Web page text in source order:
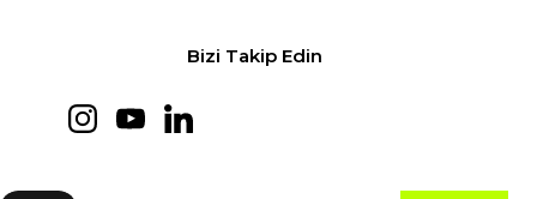
Bizi Takip Edin